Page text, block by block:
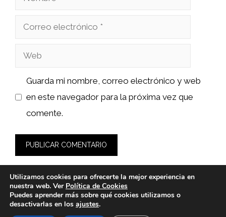
Correo
Web
Guarda mi nombre, correo electrónico y web
en este navegador para la próxima vez que
comente.
© 2026 wasabidelnorte.es -
Utilizamos cookies para ofrecerte la mejor experiencia en
nuestra web. Ver Política de Cookies
Puedes aprender más sobre qué cookies utilizamos o
desactivarlas en los ajustes.